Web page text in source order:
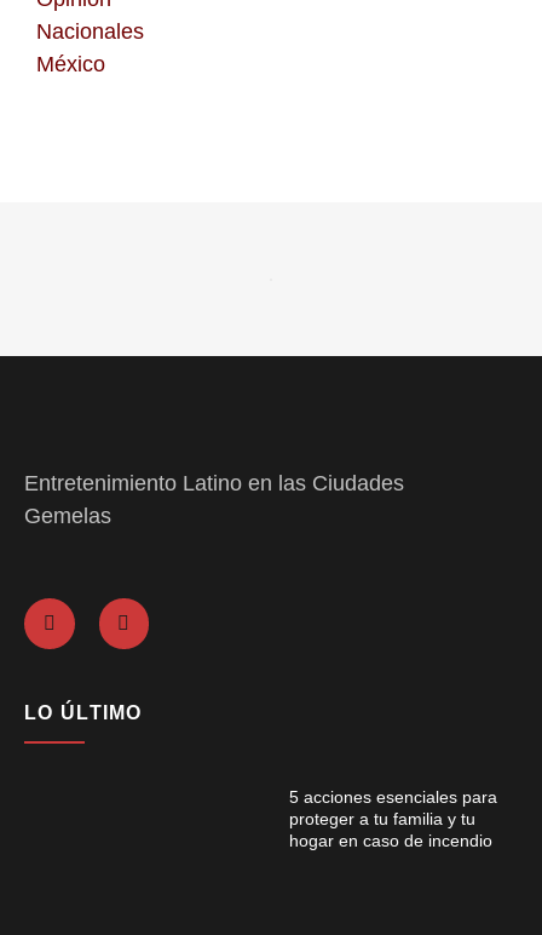
Nacionales
México
Entretenimiento Latino en las Ciudades
Gemelas
LO ÚLTIMO
5 acciones esenciales para
proteger a tu familia y tu
hogar en caso de incendio